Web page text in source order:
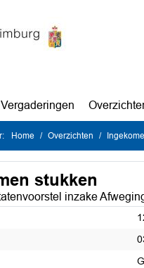
Vergaderingen
Home Overzichten
stukken
inzake